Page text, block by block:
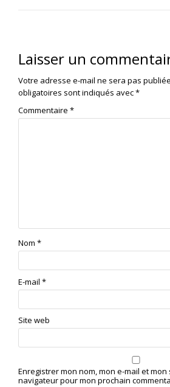
Laisser un
Votre adresse e-mail ne sera pas
obligatoires sont indiqués avec*
Commentaire *
Nom *
E-mail *
Site web
Enregistrer mon nom, mon e-mail et mon
navigateur pour mon prochain